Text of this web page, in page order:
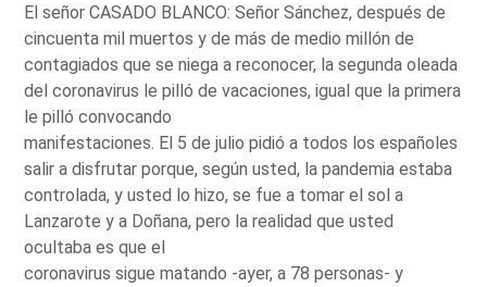
El señor CASADO BLANCO: Señor Sánchez, después de
cincuenta mil muertos y de más de medio millón de
contagiados que se niega a reconocer, la segunda oleada
del coronavirus le pilló de vacaciones, igual que la primera
le pilló convocando
manifestaciones. El 5 de julio pidió a todos los españoles
salir a disfrutar porque, según usted, la pandemia estaba
controlada, y usted lo hizo, se fue a tomar el sol a
Lanzarote y a Doñana, pero la realidad que usted
ocultaba es que el
coronavirus sigue matando -ayer, a 78 personas- y